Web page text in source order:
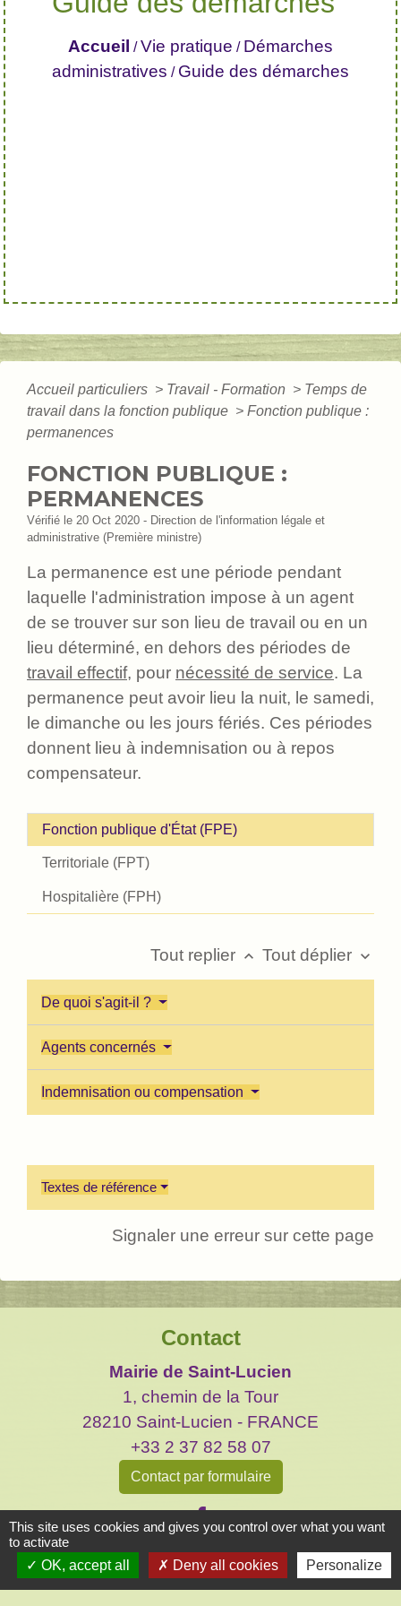
Accueil /Vie pratique / Démarches
administratives / Guide des démarches
Accueil particuliers > Travail - Formation > Temps de
travail dans la fonction publique > Fonction publique :
permanences
FONCTION PUBLIQUE :
PERMANENCES
Vérifié le 20 Oct 2020 - Direction de l'information légale et
administrative (Première ministre)
La permanence est une période pendant
laquelle l'administration impose à un agent
de se trouver sur son lieu de travail ou en un
lieu déterminé, en dehors des périodes de
travail effectif, pour nécessité de service. La
permanence peut avoir lieu la nuit, le samedi,
le dimanche ou les jours fériés. Ces périodes
donnent lieu à indemnisation ou à repos
compensateur.
Fonction publique d'État (FPE)
Territoriale (FPT)
Hospitalière (FPH)
Tout replier keyboard_arrow_up Tout déplier keyboard_arrow_down
De quoi s'agit-il ?
Agents concernés
Indemnisation ou compensation
Textes de référence
Signaler une erreur sur cette page
Contact
Mairie de Saint-Lucien
1, chemin de la Tour
28210 Saint-Lucien - FRANCE
+33 2 37 82 58 07
Contact par formulaire
Liens
This site uses cookies and gives you control over what you want
to activate
OK, accept all
Deny all cookies Personalize